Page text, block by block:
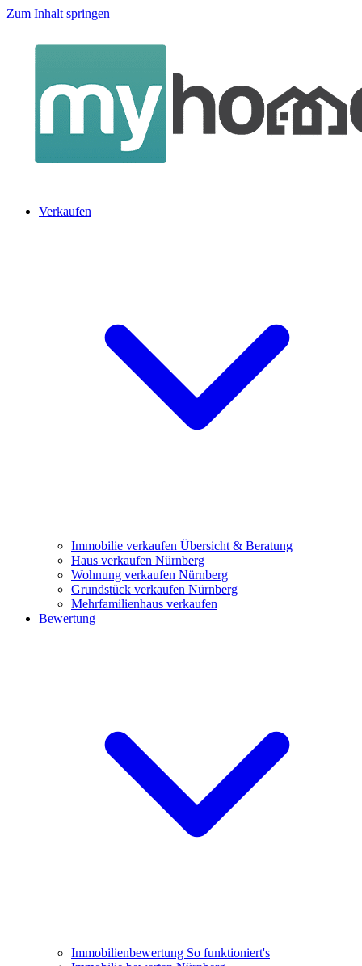
Zum Inhalt springen
Verkaufen
Immobilie verkaufen Übersicht & Beratung
Haus verkaufen Nürnberg
Wohnung verkaufen Nürnberg
Grundstück verkaufen Nürnberg
Mehrfamilienhaus verkaufen
Bewertung
Immobilienbewertung So funktioniert's